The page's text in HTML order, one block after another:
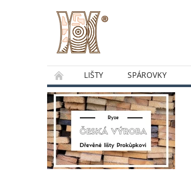
LIŠTY SPÁROVKY
O NÁS
OBCHODNÍ PODMÍNKY